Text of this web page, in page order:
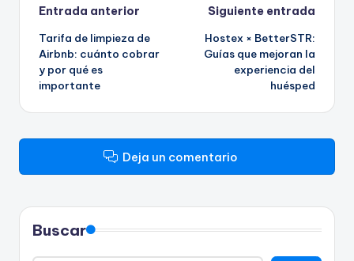
Navegación
de
entradas
Entrada anterior
Tarifa de limpieza de
Airbnb: cuánto cobrar
y por qué es
importante
Siguiente entrada
Hostex × BetterSTR:
Guías que mejoran la
experiencia del
huésped
Deja un comentario
Buscar